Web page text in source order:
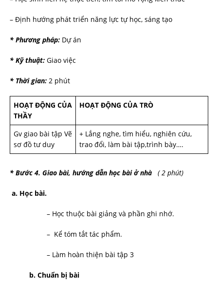
– Định hướng phát triển năng lực tự học, sáng tạo
* Phương pháp: Dự án
* Kỹ thuật: Giao việc
* Thời gian: 2 phút
HOẠT ĐỘNG CỦA
THẦY
HOẠT ĐỘNG CỦA TRÒ
Gv giao bài tập Vẽ
sơ đồ tư duy
+ Lắng nghe, tìm hiểu, nghiên cứu,
trao đổi, làm bài tập,trình bày….
* B­ước 4. Giao bài, hư­­ớng dẫn học bài ở nhà ( 2 phút)
a. Học bài.
– Học thuộc bài giảng và phần ghi nhớ.
– Kể tóm tắt tác phẩm.
– Làm hoàn thiện bài tập 3
b. Chuẩn bị bài